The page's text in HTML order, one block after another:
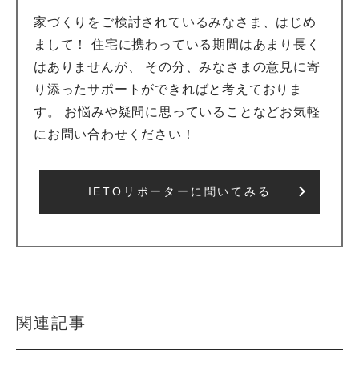
家づくりをご検討されているみなさま、はじめ
まして！ 住宅に携わっている期間はあまり長く
はありませんが、 その分、みなさまの意見に寄
り添ったサポートができればと考えておりま
す。 お悩みや疑問に思っていることなどお気軽
にお問い合わせください！
IETOリポーターに聞いてみる
関連記事